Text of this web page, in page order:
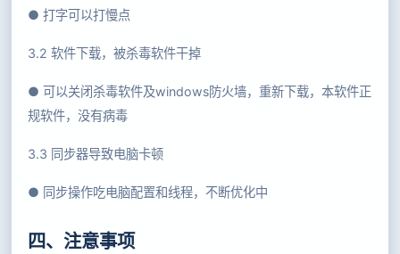
● 打字可以打慢点
3.2 软件下载，被杀毒软件干掉
● 可以关闭杀毒软件及windows防火墙，重新下载，本软件正
规软件，没有病毒
3.3 同步器导致电脑卡顿
● 同步操作吃电脑配置和线程，不断优化中
四、注意事项